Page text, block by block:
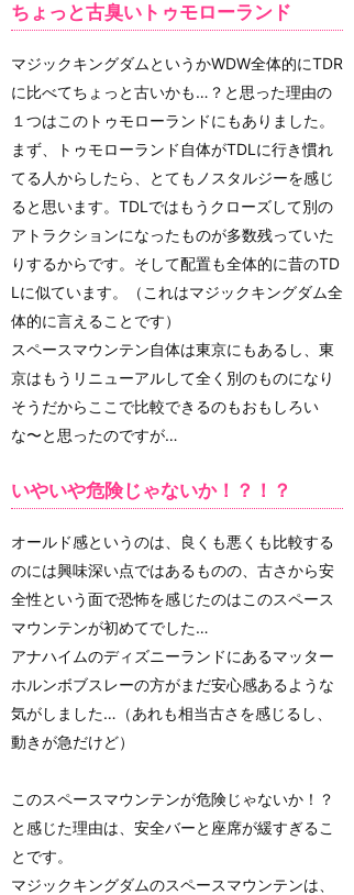
ちょっと古臭いトゥモローランド
マジックキングダムというかWDW全体的にTDR
に比べてちょっと古いかも…？と思った理由の
１つはこのトゥモローランドにもありました。
まず、トゥモローランド自体がTDLに行き慣れ
てる人からしたら、とてもノスタルジーを感じ
ると思います。TDLではもうクローズして別の
アトラクションになったものが多数残っていた
りするからです。そして配置も全体的に昔のTD
Lに似ています。（これはマジックキングダム全
体的に言えることです）
スペースマウンテン自体は東京にもあるし、東
京はもうリニューアルして全く別のものになり
そうだからここで比較できるのもおもしろい
な〜と思ったのですが…
いやいや危険じゃないか！？！？
オールド感というのは、良くも悪くも比較する
のには興味深い点ではあるものの、古さから安
全性という面で恐怖を感じたのはこのスペース
マウンテンが初めてでした…
アナハイムのディズニーランドにあるマッター
ホルンボブスレーの方がまだ安心感あるような
気がしました…（あれも相当古さを感じるし、
動きが急だけど）
このスペースマウンテンが危険じゃないか！？
と感じた理由は、安全バーと座席が緩すぎるこ
とです。
マジックキングダムのスペースマウンテンは、